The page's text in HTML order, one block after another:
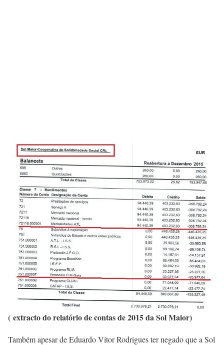
( extracto do relatório de contas de 2015 da Sol Maior)
Também apesar de Eduardo Vítor Rodrigues ter negado que a Sol